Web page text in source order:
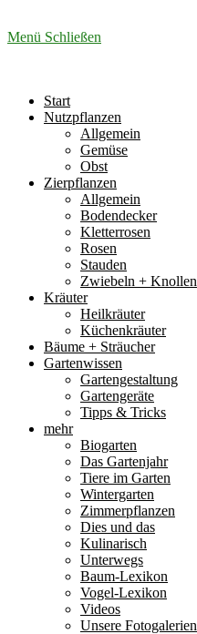
Menü Schließen
Start
Nutzpflanzen
Allgemein
Gemüse
Obst
Zierpflanzen
Allgemein
Bodendecker
Kletterrosen
Rosen
Stauden
Zwiebeln + Knollen
Kräuter
Heilkräuter
Küchenkräuter
Bäume + Sträucher
Gartenwissen
Gartengestaltung
Gartengeräte
Tipps & Tricks
mehr
Biogarten
Das Gartenjahr
Tiere im Garten
Wintergarten
Zimmerpflanzen
Dies und das
Kulinarisch
Unterwegs
Baum-Lexikon
Vogel-Lexikon
Videos
Unsere Fotogalerien